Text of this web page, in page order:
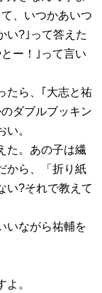
、いつかあいつ
い?｣って答えた
ー！｣って言い
たら、｢大志と祐
ダブルブッキン
。
た。あの子は繊
から、「折り紙
い?それで教えて
いながら祐輔を
。